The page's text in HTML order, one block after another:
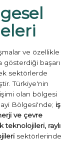
ve özellikle
gösterdiği başarı
sektörlerde
Türkiye'nin
olan bölgesi
Bölgesi'nde; iş
ve çevre
teknolojileri, raylı
sektörlerinde